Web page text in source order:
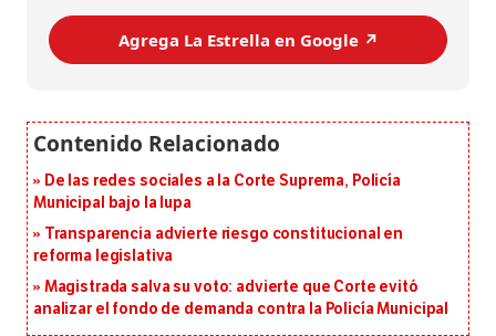
Agrega La Estrella en Google ↗️
De las redes sociales a la Corte Suprema, Policía
Municipal bajo la lupa
Transparencia advierte riesgo constitucional en
reforma legislativa
Magistrada salva su voto: advierte que Corte evitó
analizar el fondo de demanda contra la Policía Municipal